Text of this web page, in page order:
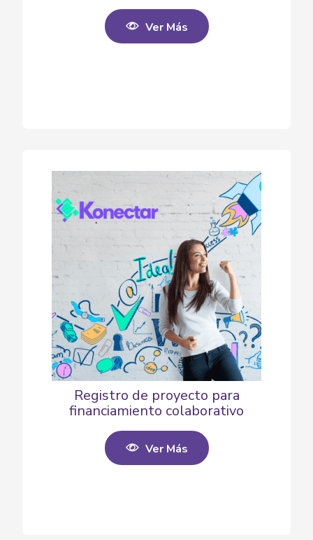
Ver Más
Registro de proyecto para
financiamiento colaborativo
Ver Más